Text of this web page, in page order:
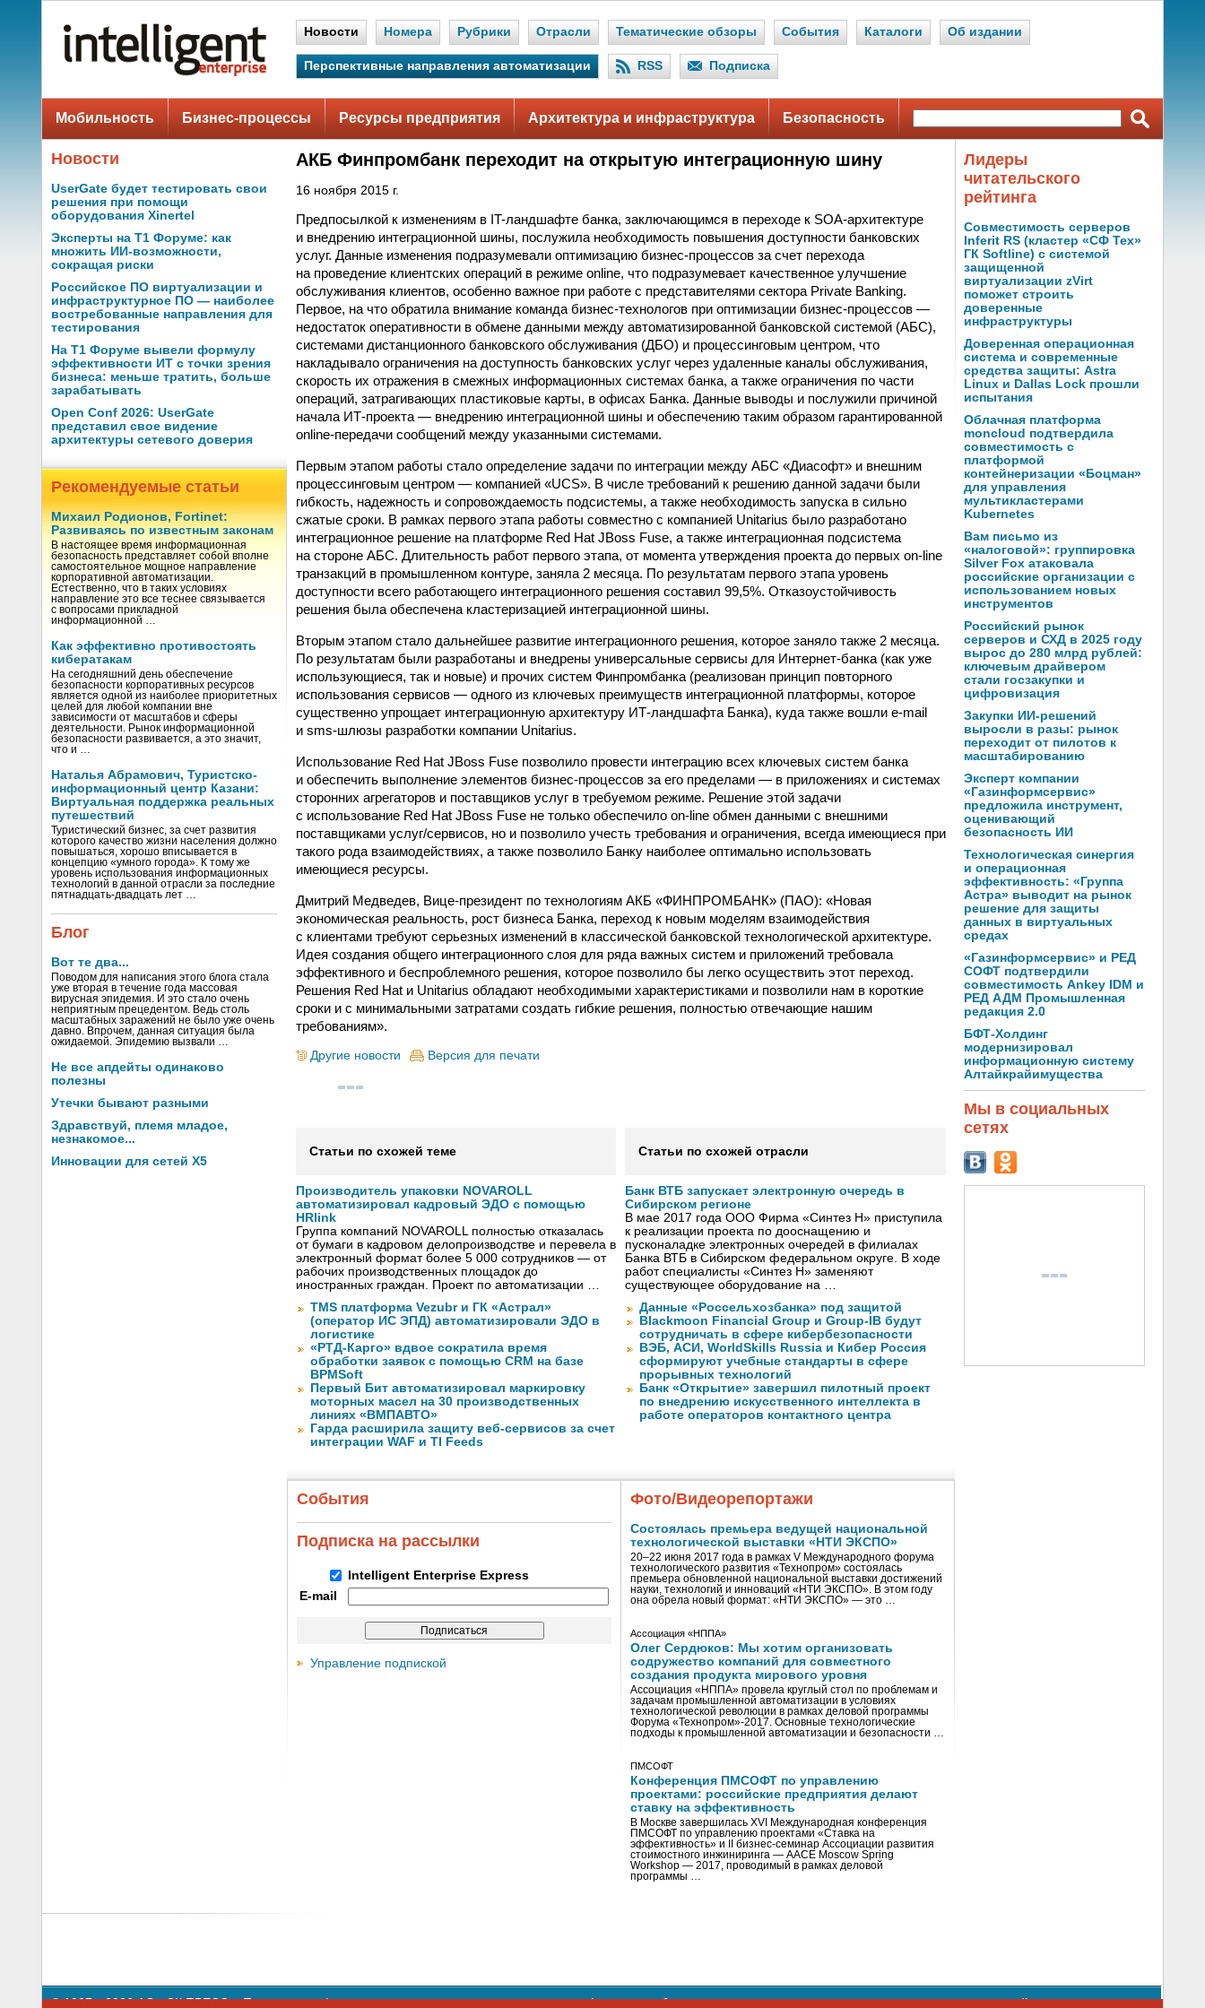
Новости Номера Рубрики Отрасли Тематические обзоры События Каталоги Об издании
Перспективные направления автоматизации RSS Подписка
Мобильность Бизнес-процессы Ресурсы предприятия Архитектура и инфраструктура Безопасность
Новости
UserGate будет тестировать свои
решения при помощи
оборудования Xinertel
Эксперты на Т1 Форуме: как
множить ИИ-возможности,
сокращая риски
Российское ПО виртуализации и
инфраструктурное ПО — наиболее
востребованные направления для
тестирования
На Т1 Форуме вывели формулу
эффективности ИТ с точки зрения
бизнеса: меньше тратить, больше
зарабатывать
Open Conf 2026: UserGate
представил свое видение
архитектуры сетевого доверия
Рекомендуемые статьи
Михаил Родионов, Fortinet:
Развиваясь по известным законам
В настоящее время информационная
безопасность представляет собой вполне
самостоятельное мощное направление
корпоративной автоматизации.
Естественно, что в таких условиях
направление это все теснее связывается
с вопросами прикладной
информационной …
Как эффективно противостоять
кибератакам
На сегодняшний день обеспечение
безопасности корпоративных ресурсов
является одной из наиболее приоритетных
целей для любой компании вне
зависимости от масштабов и сферы
деятельности. Рынок информационной
безопасности развивается, а это значит,
что и …
Наталья Абрамович, Туристско-
информационный центр Казани:
Виртуальная поддержка реальных
путешествий
Туристический бизнес, за счет развития
которого качество жизни населения должно
повышаться, хорошо вписывается в
концепцию «умного города». К тому же
уровень использования информационных
технологий в данной отрасли за последние
пятнадцать-двадцать лет …
Блог
Вот те два...
Поводом для написания этого блога стала
уже вторая в течение года массовая
вирусная эпидемия. И это стало очень
неприятным прецедентом. Ведь столь
масштабных заражений не было уже очень
давно. Впрочем, данная ситуация была
ожидаемой. Эпидемию вызвали …
Не все апдейты одинаково
полезны
Утечки бывают разными
Здравствуй, племя младое,
незнакомое...
Инновации для сетей X5
АКБ Финпромбанк переходит на открытую интеграционную шину
16 ноября 2015 г.
Предпосылкой к изменениям в IT-ландшафте банка, заключающимся в переходе к SOA-архитектуре
и внедрению интеграционной шины, послужила необходимость повышения доступности банковских
услуг. Данные изменения подразумевали оптимизацию бизнес-процессов за счет перехода
на проведение клиентских операций в режиме online, что подразумевает качественное улучшение
обслуживания клиентов, особенно важное при работе с представителями сектора Private Banking.
Первое, на что обратила внимание команда бизнес-технологов при оптимизации бизнес-процессов —
недостаток оперативности в обмене данными между автоматизированной банковской системой (АБС),
системами дистанционного банковского обслуживания (ДБО) и процессинговым центром, что
накладывало ограничения на доступность банковских услуг через удаленные каналы обслуживания,
скорость их отражения в смежных информационных системах банка, а также ограничения по части
операций, затрагивающих пластиковые карты, в офисах Банка. Данные выводы и послужили причиной
начала ИТ-проекта — внедрению интеграционной шины и обеспечению таким образом гарантированной
online-передачи сообщений между указанными системами.
Первым этапом работы стало определение задачи по интеграции между АБС «Диасофт» и внешним
процессинговым центром — компанией «UCS». В числе требований к решению данной задачи были
гибкость, надежность и сопровождаемость подсистемы, а также необходимость запуска в сильно
сжатые сроки. В рамках первого этапа работы совместно с компанией Unitarius было разработано
интеграционное решение на платформе Red Hat JBoss Fuse, а также интеграционная подсистема
на стороне АБС. Длительность работ первого этапа, от момента утверждения проекта до первых on-line
транзакций в промышленном контуре, заняла 2 месяца. По результатам первого этапа уровень
доступности всего работающего интеграционного решения составил 99,5%. Отказоустойчивость
решения была обеспечена кластеризацией интеграционной шины.
Вторым этапом стало дальнейшее развитие интеграционного решения, которое заняло также 2 месяца.
По результатам были разработаны и внедрены универсальные сервисы для Интернет-банка (как уже
использующиеся, так и новые) и прочих систем Финпромбанка (реализован принцип повторного
использования сервисов — одного из ключевых преимуществ интеграционной платформы, которое
существенно упрощает интеграционную архитектуру ИТ-ландшафта Банка), куда также вошли e-mail
и sms-шлюзы разработки компании Unitarius.
Использование Red Hat JBoss Fuse позволило провести интеграцию всех ключевых систем банка
и обеспечить выполнение элементов бизнес-процессов за его пределами — в приложениях и системах
сторонних агрегаторов и поставщиков услуг в требуемом режиме. Решение этой задачи
с использование Red Hat JBoss Fuse не только обеспечило on-line обмен данными с внешними
поставщиками услуг/сервисов, но и позволило учесть требования и ограничения, всегда имеющиеся при
такого рода взаимодействиях, а также позволило Банку наиболее оптимально использовать
имеющиеся ресурсы.
Дмитрий Медведев, Вице-президент по технологиям АКБ «ФИНПРОМБАНК» (ПАО): «Новая
экономическая реальность, рост бизнеса Банка, переход к новым моделям взаимодействия
с клиентами требуют серьезных изменений в классической банковской технологической архитектуре.
Идея создания общего интеграционного слоя для ряда важных систем и приложений требовала
эффективного и беспроблемного решения, которое позволило бы легко осуществить этот переход.
Решения Red Hat и Unitarius обладают необходимыми характеристиками и позволили нам в короткие
сроки и с минимальными затратами создать гибкие решения, полностью отвечающие нашим
требованиям».
Другие новости Версия для печати
Статьи по схожей теме
Производитель упаковки NOVAROLL
автоматизировал кадровый ЭДО с помощью
HRlink
Группа компаний NOVAROLL полностью отказалась
от бумаги в кадровом делопроизводстве и перевела в
электронный формат более 5 000 сотрудников — от
рабочих производственных площадок до
иностранных граждан. Проект по автоматизации …
TMS платформа Vezubr и ГК «Астрал»
(оператор ИС ЭПД) автоматизировали ЭДО в
логистике
«РТД-Карго» вдвое сократила время
обработки заявок с помощью CRM на базе
BPMSoft
Первый Бит автоматизировал маркировку
моторных масел на 30 производственных
линиях «ВМПАВТО»
Гарда расширила защиту веб-сервисов за счет
интеграции WAF и TI Feeds
Статьи по схожей отрасли
Банк ВТБ запускает электронную очередь в
Сибирском регионе
В мае 2017 года ООО Фирма «Синтез Н» приступила
к реализации проекта по дооснащению и
пусконаладке электронных очередей в филиалах
Банка ВТБ в Сибирском федеральном округе. В ходе
работ специалисты «Синтез Н» заменяют
существующее оборудование на …
Данные «Россельхозбанка» под защитой
Blackmoon Financial Group и Group-IB будут
сотрудничать в сфере кибербезопасности
ВЭБ, АСИ, WorldSkills Russia и Кибер Россия
сформируют учебные стандарты в сфере
прорывных технологий
Банк «Открытие» завершил пилотный проект
по внедрению искусственного интеллекта в
работе операторов контактного центра
События
Подписка на рассылки
Intelligent Enterprise Express
E-mail
Управление подпиской
Фото/Видеорепортажи
Состоялась премьера ведущей национальной
технологической выставки «НТИ ЭКСПО»
20–22 июня 2017 года в рамках V Международного форума
технологического развития «Технопром» состоялась
премьера обновленной национальной выставки достижений
науки, технологий и инноваций «НТИ ЭКСПО». В этом году
она обрела новый формат: «НТИ ЭКСПО» — это …
Ассоциация «НППА»
Олег Сердюков: Мы хотим организовать
содружество компаний для совместного
создания продукта мирового уровня
Ассоциация «НППА» провела круглый стол по проблемам и
задачам промышленной автоматизации в условиях
технологической революции в рамках деловой программы
Форума «Технопром»-2017. Основные технологические
подходы к промышленной автоматизации и безопасности …
ПМСОФТ
Конференция ПМСОФТ по управлению
проектами: российские предприятия делают
ставку на эффективность
В Москве завершилась XVI Международная конференция
ПМСОФТ по управлению проектами «Ставка на
эффективность» и II бизнес-семинар Ассоциации развития
стоимостного инжиниринга — AACE Moscow Spring
Workshop — 2017, проводимый в рамках деловой
программы …
Лидеры
читательского
рейтинга
Совместимость серверов
Inferit RS (кластер «СФ Тех»
ГК Softline) с системой
защищенной
виртуализации zVirt
поможет строить
доверенные
инфраструктуры
Доверенная операционная
система и современные
средства защиты: Astra
Linux и Dallas Lock прошли
испытания
Облачная платформа
moncloud подтвердила
совместимость с
платформой
контейнеризации «Боцман»
для управления
мультикластерами
Kubernetes
Вам письмо из
«налоговой»: группировка
Silver Fox атаковала
российские организации с
использованием новых
инструментов
Российский рынок
серверов и СХД в 2025 году
вырос до 280 млрд рублей:
ключевым драйвером
стали госзакупки и
цифровизация
Закупки ИИ-решений
выросли в разы: рынок
переходит от пилотов к
масштабированию
Эксперт компании
«Газинформсервис»
предложила инструмент,
оценивающий
безопасность ИИ
Технологическая синергия
и операционная
эффективность: «Группа
Астра» выводит на рынок
решение для защиты
данных в виртуальных
средах
«Газинформсервис» и РЕД
СОФТ подтвердили
совместимость Ankey IDM и
РЕД АДМ Промышленная
редакция 2.0
БФТ-Холдинг
модернизировал
информационную систему
Алтайкрайимущества
Мы в социальных
сетях
© 1997—2026 АО «СК ПРЕСС».Политика конфиденциальности персональных данных,информация об авторских правах и порядке использования материалов сайта